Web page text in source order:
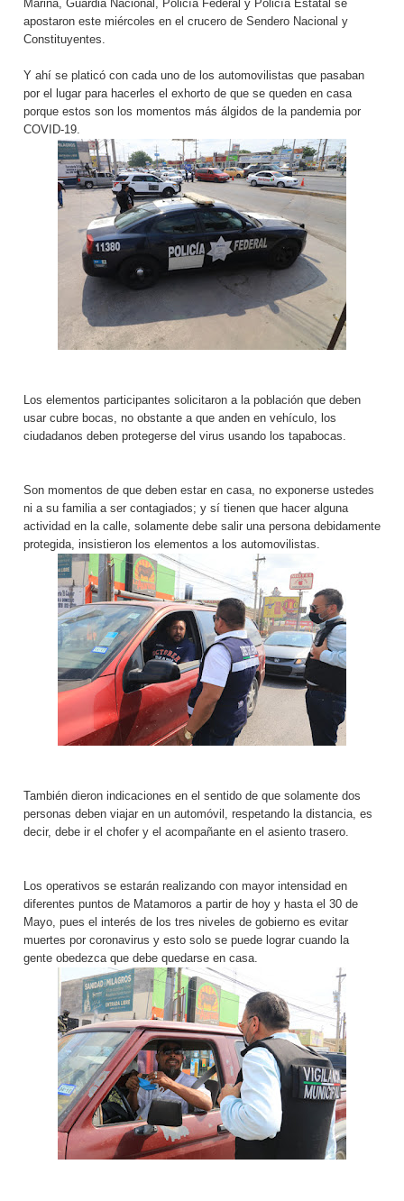
Marina, Guardia Nacional, Policía Federal y Policía Estatal se
apostaron este miércoles en el crucero de Sendero Nacional y
Constituyentes.
Y ahí se platicó con cada uno de los automovilistas que pasaban
por el lugar para hacerles el exhorto de que se queden en casa
porque estos son los momentos más álgidos de la pandemia por
COVID-19.
Los elementos participantes solicitaron a la población que deben
usar cubre bocas, no obstante a que anden en vehículo, los
ciudadanos deben protegerse del virus usando los tapabocas.
Son momentos de que deben estar en casa, no exponerse ustedes
ni a su familia a ser contagiados; y sí tienen que hacer alguna
actividad en la calle, solamente debe salir una persona debidamente
protegida, insistieron los elementos a los automovilistas.
También dieron indicaciones en el sentido de que solamente dos
personas deben viajar en un automóvil, respetando la distancia, es
decir, debe ir el chofer y el acompañante en el asiento trasero.
Los operativos se estarán realizando con mayor intensidad en
diferentes puntos de Matamoros a partir de hoy y hasta el 30 de
Mayo, pues el interés de los tres niveles de gobierno es evitar
muertes por coronavirus y esto solo se puede lograr cuando la
gente obedezca que debe quedarse en casa.